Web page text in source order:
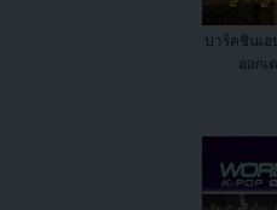
ปาร์คชินเฮ
ออกเ